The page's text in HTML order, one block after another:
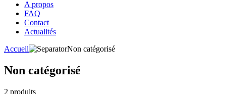
A propos
FAQ
Contact
Actualités
Accueil
Non catégorisé
Non catégorisé
2 produits